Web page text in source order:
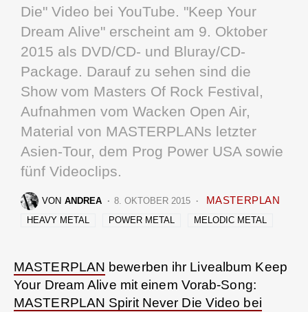
Die" Video bei YouTube. "Keep Your
Dream Alive" erscheint am 9. Oktober
2015 als DVD/CD- und Bluray/CD-
Package. Darauf zu sehen sind die
Show vom Masters Of Rock Festival,
Aufnahmen vom Wacken Open Air,
Material von MASTERPLANs letzter
Asien-Tour, dem Prog Power USA sowie
fünf Videoclips.
VON ANDREA 8. OKTOBER 2015 MASTERPLAN
HEAVY METAL POWER METAL MELODIC METAL
MASTERPLAN bewerben ihr Livealbum Keep
Your Dream Alive mit einem Vorab-Song:
MASTERPLAN Spirit Never Die Video bei